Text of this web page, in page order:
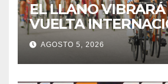
EL LLANO
VUELTA
ZAMORA
AGOSTO 5, 2026